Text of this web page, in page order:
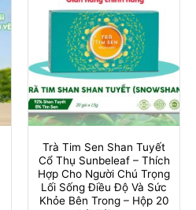
Trà Tim Sen Shan Tuyết
Cổ Thụ Sunbeleaf – Thích
Hợp Cho Người Chú Trọng
Lối Sống Điều Độ Và Sức
Khỏe Bên Trong – Hộp 20